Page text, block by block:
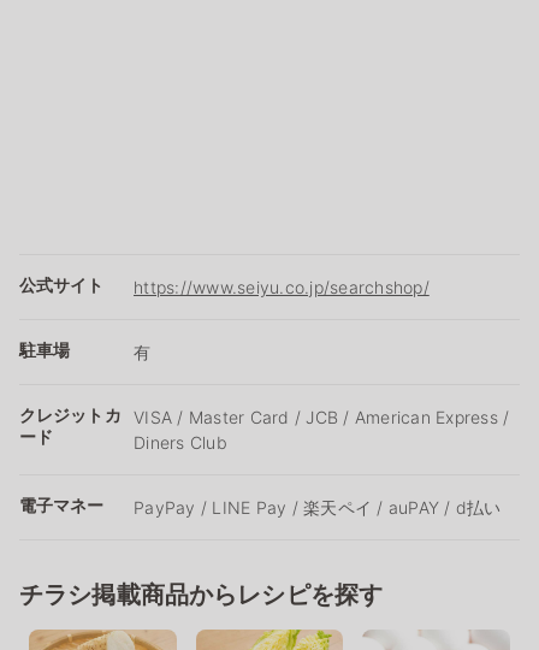
公式サイト https://www.seiyu.co.jp/searchshop/
駐車場 有
クレジットカ
ード
VISA / Master Card / JCB / American Express /
Diners Club
電子マネー PayPay / LINE Pay / 楽天ペイ / auPAY / d払い
チラシ掲載商品からレシピを探す